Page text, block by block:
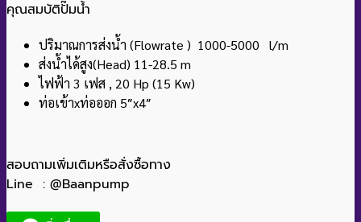
คุณสมบัติปั๊มน้ำ
ปริมาณการส่งน้ำ (Flowrate ) 1000-5000 l/m
ส่งน้ำได้สูง(Head) 11-28.5 m
ไฟฟ้า 3 เฟส , 20 Hp (15 Kw)
ท่อเข้าxท่อออก 5″x4″
สอบถามเพิ่มเติมหรือสั่งซื้อทาง
Line : @Baanpump